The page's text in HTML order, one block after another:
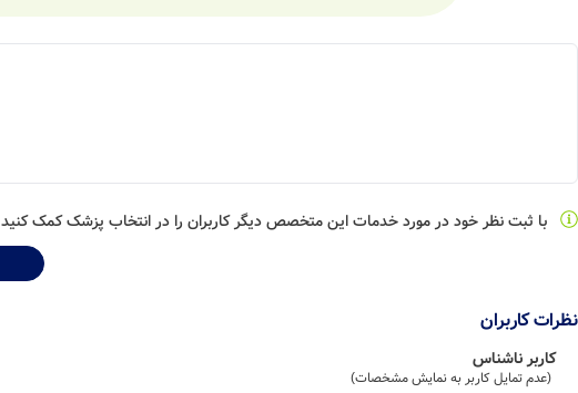
با ثبت نظر خود در مورد خدمات این متخصص دیگر کاربران را در انتخاب پزشک کمک کنید
نظرات کاربران
کاربر ناشناس
(عدم تمایل کاربر به نمایش مشخصات)